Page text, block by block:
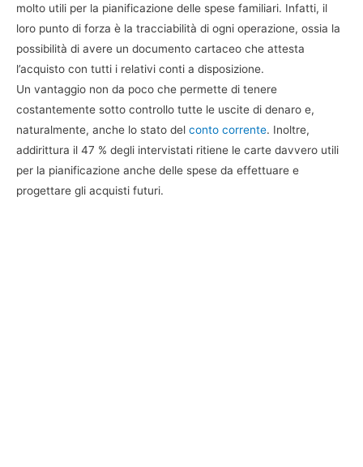
molto utili per la pianificazione delle spese familiari. Infatti, il
loro punto di forza è la tracciabilità di ogni operazione, ossia la
possibilità di avere un documento cartaceo che attesta
l’acquisto con tutti i relativi conti a disposizione.
Un vantaggio non da poco che permette di tenere
costantemente sotto controllo tutte le uscite di denaro e,
naturalmente, anche lo stato del conto corrente. Inoltre,
addirittura il 47 % degli intervistati ritiene le carte davvero utili
per la pianificazione anche delle spese da effettuare e
progettare gli acquisti futuri.